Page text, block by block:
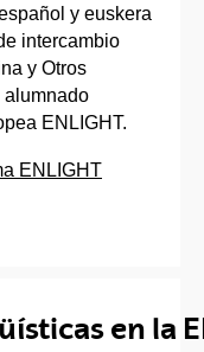
y euskera
intercambio
y Otros
alumnado
ENLIGHT.
ENLIGHT
en la